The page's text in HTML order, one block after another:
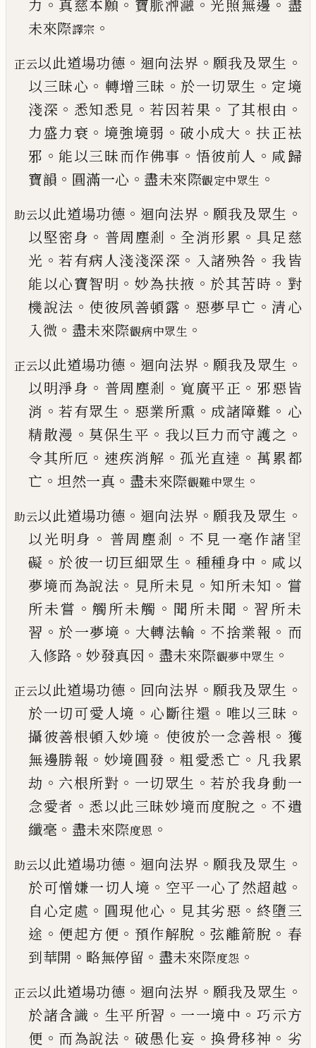
力 。 真慈本願 。 寶脈浺瀜 。 光照無邊 。 盡
未來際譯宗 。
正云以此道場功德 。 迴向法界 。 願我及眾生 。
以三昧心 。 轉增三昧 。 於一切眾生 。 定境
淺深 。 悉知悉見 。 若因若果 。 了其根由 。
力盛力衰 。 境強境弱 。 破小成大 。 扶正袪
邪 。 能以三昧而作佛事 。 悟彼前人 。 咸歸
寶韻 。 圓滿一心 。 盡未來際觀定中眾生 。
助云以此道場功德 。 迴向法界 。 願我及眾生 。
以堅密身 。 普周塵剎 。 全消形累 。 具足慈
光 。 若有病人淺淺深深 。 入諸殃咎 。 我皆
能以心寶智明 。 妙為扶掖 。 於其苦時 。 對
機說法 。 使彼夙善頓露 。 惡夢早亡 。 清心
入微 。 盡未來際觀病中眾生 。
正云以此道場功德 。 迴向法界 。 願我及眾生 。
以明淨身 。 普周塵剎 。 寬廣平正 。 邪惡皆
消 。 若有眾生 。 惡業所熏 。 成諸障難 。 心
精散漫 。 莫保生平 。 我以巨力而守護之 。
令其所厄 。 速疾消解 。 孤光直達 。 萬累都
亡 。 坦然一真 。 盡未來際觀難中眾生 。
助云以此道場功德 。 迴向法界 。 願我及眾生 。
以光明身 。 普周塵剎 。 不見一毫作諸𦊱
礙 。 於彼一切巨細眾生 。 種種身中 。 咸以
夢境而為說法 。 見所未見 。 知所未知 。 嘗
所未嘗 。 觸所未觸 。 聞所未聞 。 習所未
習 。 於一夢境 。 大轉法輪 。 不捨業報 。 而
入修路 。 妙發真因 。 盡未來際觀夢中眾生 。
正云以此道場功德 。 回向法界 。 願我及眾生 。
於一切可愛人境 。 心斷往還 。 唯以三昧 。
攝彼善根頓入妙境 。 使彼於一念善根 。 獲
無邊勝報 。 妙境圓發 。 粗愛悉亡 。 凡我累
劫 。 六根所對 。 一切眾生 。 若於我身動一
念愛者 。 悉以此三昧妙境而度脫之 。 不遺
纖毫 。 盡未來際度恩 。
助云以此道場功德 。 迴向法界 。 願我及眾生 。
於可憎嫌一切人境 。 空平一心了然超越 。
自心定處 。 圓現他心 。 見其劣惡 。 終墮三
途 。 便起方便 。 預作解脫 。 弦離箭脫 。 春
到華開 。 略無停留 。 盡未來際度怨 。
正云以此道場功德 。 迴向法界 。 願我及眾生 。
於諸含識 。 生平所習 。 一一境中 。 巧示方
便 。 而為說法 。 破愚化妄 。 換骨移神 。 劣